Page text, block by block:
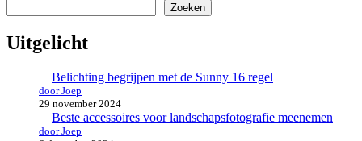
Zoeken
Uitgelicht
Belichting begrijpen met de Sunny 16 regel
door Joep
29 november 2024
Beste accessoires voor landschapsfotografie meenemen
door Joep